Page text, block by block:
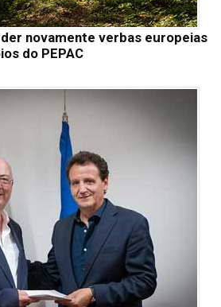
novamente verbas europeias
do PEPAC